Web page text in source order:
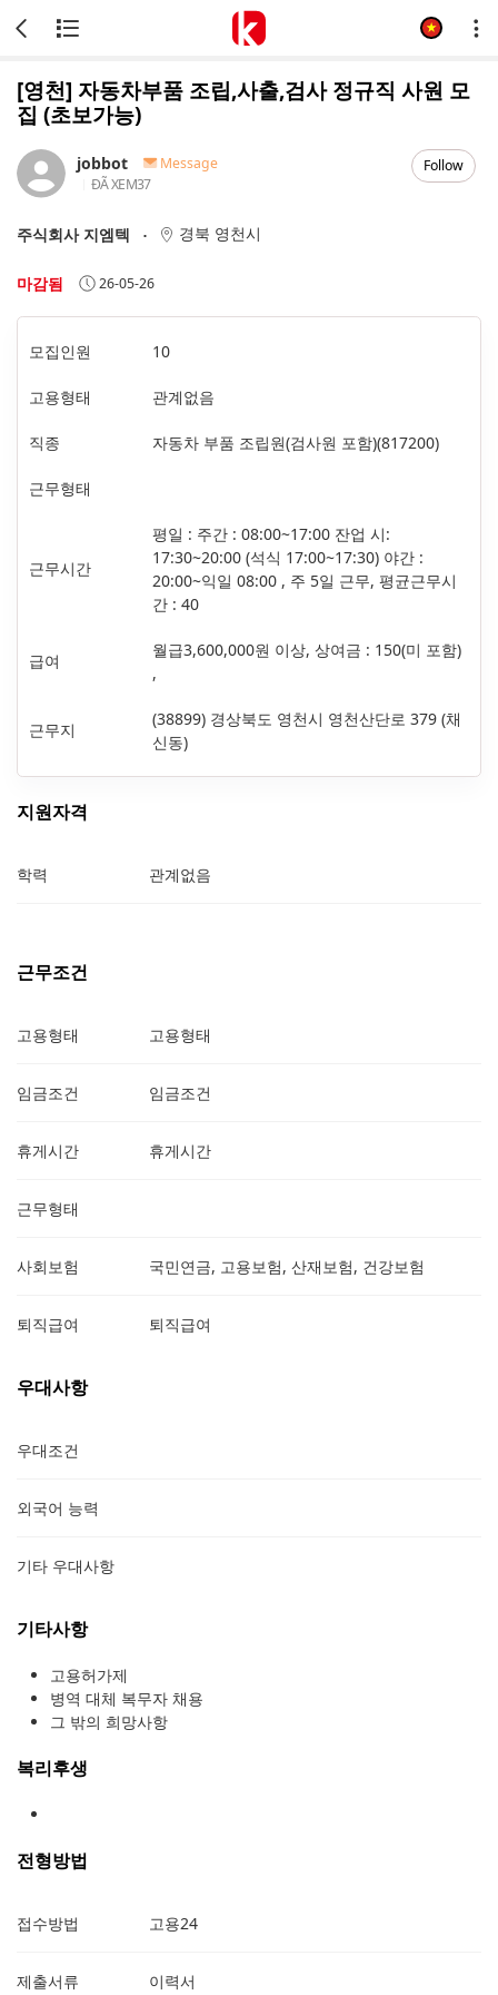
[영천] 자동차부품 조립,사출,검사 정규직 사원 모
집 (초보가능)
jobbot
Message
ĐÃ XEM37
Follow
주식회사 지엠텍 경북 영천시
마감됨 26-05-26
모집인원 10
고용형태 관계없음
직종 자동차 부품 조립원(검사원 포함)(817200)
근무형태
근무시간
평일 : 주간 : 08:00~17:00 잔업 시:
17:30~20:00 (석식 17:00~17:30) 야간 :
20:00~익일 08:00 , 주 5일 근무, 평균근무시
간 : 40
급여
월급3,600,000원 이상, 상여금 : 150(미 포함)
,
근무지
(38899) 경상북도 영천시 영천산단로 379 (채
신동)
지원자격
학력 관계없음
근무조건
고용형태 고용형태
임금조건 임금조건
휴게시간 휴게시간
근무형태
사회보험 국민연금, 고용보험, 산재보험, 건강보험
퇴직급여 퇴직급여
우대사항
우대조건
외국어 능력
기타 우대사항
기타사항
고용허가제
병역 대체 복무자 채용
그 밖의 희망사항
복리후생
전형방법
접수방법 고용24
제출서류 이력서